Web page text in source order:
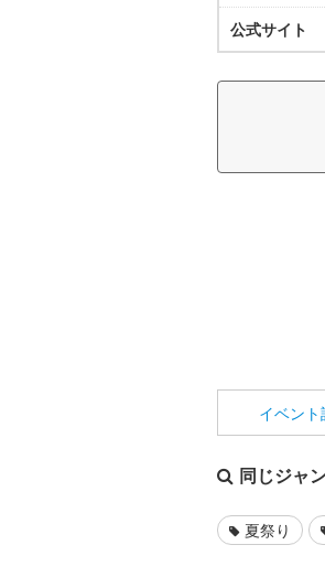
公式サイト
イベント
同じジャ
夏祭り